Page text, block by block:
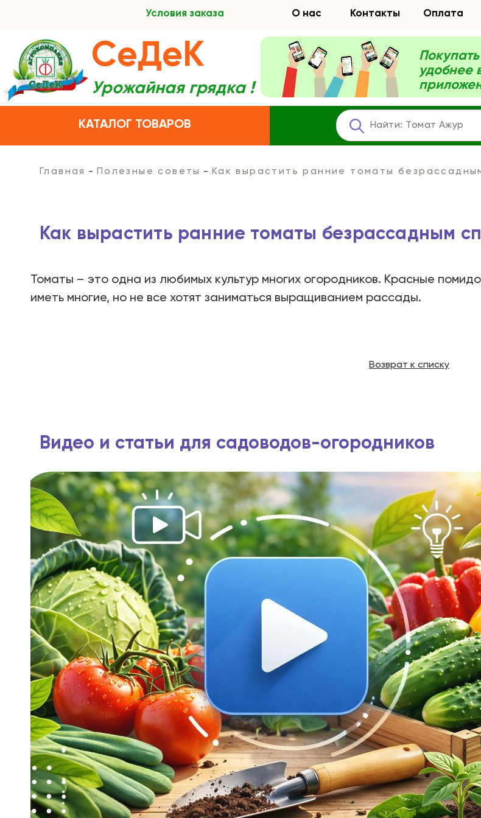
Условия заказа О нас Контакты Оплата
КАТАЛОГ ТОВАРОВ
СеДеК
Урожайная грядка !
удобнее
Главная Полезные советы Как вырастить ранние томаты
Как вырастить ранние томаты безрассадным
Томаты – это одна из любимых культур многих огородников. Красные
иметь многие, но не все хотят заниматься выращиванием рассады.
Возврат к списку
Видео и статьи для садоводов-огородников